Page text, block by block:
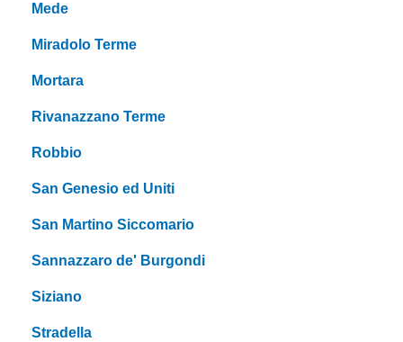
Mede
Miradolo Terme
Mortara
Rivanazzano Terme
Robbio
San Genesio ed Uniti
San Martino Siccomario
Sannazzaro de' Burgondi
Siziano
Stradella